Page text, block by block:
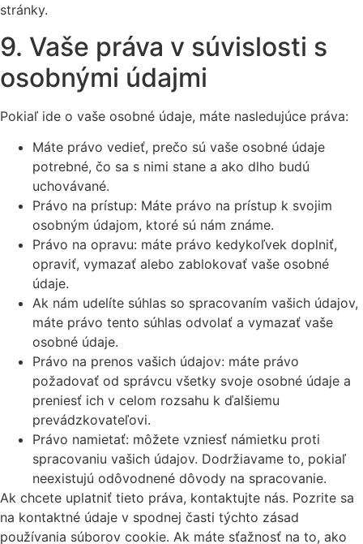
stránky.
9. Vaše práva v súvislosti s
osobnými údajmi
Pokiaľ ide o vaše osobné údaje, máte nasledujúce práva:
Máte právo vedieť, prečo sú vaše osobné údaje
potrebné, čo sa s nimi stane a ako dlho budú
uchovávané.
Právo na prístup: Máte právo na prístup k svojim
osobným údajom, ktoré sú nám známe.
Právo na opravu: máte právo kedykoľvek doplniť,
opraviť, vymazať alebo zablokovať vaše osobné
údaje.
Ak nám udelíte súhlas so spracovaním vašich údajov,
máte právo tento súhlas odvolať a vymazať vaše
osobné údaje.
Právo na prenos vašich údajov: máte právo
požadovať od správcu všetky svoje osobné údaje a
preniesť ich v celom rozsahu k ďalšiemu
prevádzkovateľovi.
Právo namietať: môžete vzniesť námietku proti
spracovaniu vašich údajov. Dodržiavame to, pokiaľ
neexistujú odôvodnené dôvody na spracovanie.
Ak chcete uplatniť tieto práva, kontaktujte nás. Pozrite sa
na kontaktné údaje v spodnej časti týchto zásad
používania súborov cookie. Ak máte sťažnosť na to, ako